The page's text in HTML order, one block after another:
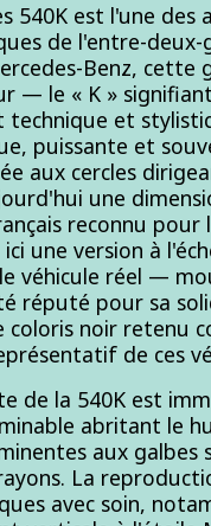
540K est l'une des
de l'entre-
Benz, cette
— le « K »
et
puissante et
aux cercles
une
reconnu pour
une version à
véhicule réel —
réputé pour sa
coloris noir retenu
de ces
de la 540K est
abritant le
aux galbes
La
avec soin,